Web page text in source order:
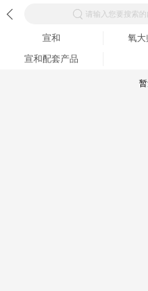
请输入您要搜索的
宣和 氧大
宣和配套产品